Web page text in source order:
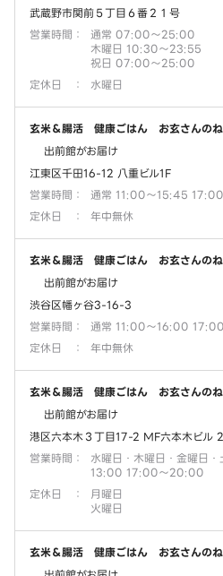
武蔵野市関前５丁目６番２１号
営業時間 ：
通常 07:00～25:00
木曜日 10:30～23:55
祝日 07:00～25:00
定休日
： 水曜日
玄米＆腸活 健康ごはん お玄さんの
出前館がお届け
江東区千田16-12 八重ビル1F
営業時間 ：
通常 11:00～15:45
定休日
： 年中無休
玄米＆腸活 健康ごはん お玄さんの
出前館がお届け
渋谷区幡ヶ谷3-16-3
営業時間 ：
通常 11:00～16:00
定休日
： 年中無休
玄米＆腸活 健康ごはん お玄さんの
出前館がお届け
港区六本木３丁目17-2 MF六本木ビル
営業時間 ：
水曜日・木曜日・金曜日
13:00 17:00～20:00
定休日
：
月曜日
火曜日
玄米＆腸活 健康ごはん お玄さんの